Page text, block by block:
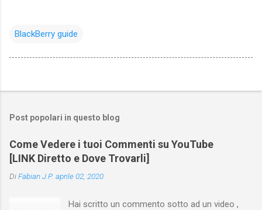
BlackBerry guide
Post popolari in questo blog
Come Vedere i tuoi Commenti su YouTube
[LINK Diretto e Dove Trovarli]
DiFabian J.P. aprile 02, 2020
Hai scritto un commento sotto ad un video ,